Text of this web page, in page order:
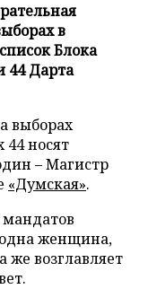
в
Блока
44 Дарта
выборах
44 носят
– Магистр
«Думская».
мандатов
одна женщина,
же возглавляет